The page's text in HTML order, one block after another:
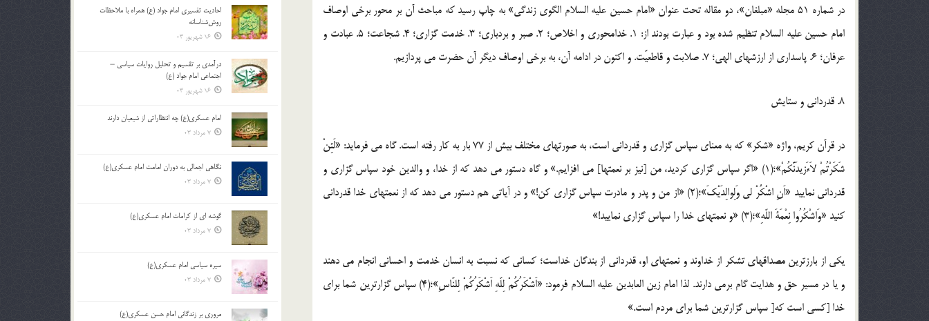
در شماره 51 مجله «مبلغان»، دو مقاله تحت عنوان «امام حسین علیه السلام الگوی زندگی» به چاپ رسید که مباحث آن بر محور برخی اوصاف
امام حسین علیه السلام تنظیم شده بود و عبارت بودند از: 1. خدامحوری و اخلاص؛ 2. صبر و بردباری؛ 3. خدمت گزاری؛ 4. شجاعت؛ 5. عبادت و
عرفان؛ 6. پاسداری از ارزشهای الهی؛ 7. صلابت و قاطعیّت. و اکنون در ادامه آن، به برخی اوصاف دیگر آن حضرت می پردازیم.
8. قدردانی و ستایش
در قرآن کریم، واژه «شکر» که به معنای سپاس گزاری و قدردانی است، به صورتهای مختلف بیش از 77 بار به کار رفته است. گاه می فرماید: «لَئِنْ
شَکَرْتُمْ لاَءَزیدَنَّکُمْ»؛(1) «اگر سپاس گزاری کردید، من [نیز بر نعمتها] می افزایم.» و گاه دستور می دهد که از خدا، و والدین خود سپاس گزاری و
قدردانی نمایید «اَنِ اشْکُرْ لی وَلِوالِدَیْکَ»؛(2) «از من و پدر و مادرت سپاس گزاری کن!» و در آیاتی هم دستور می دهد که از نعمتهای خدا قدردانی
کنید «وَاشْکُرُوا نِعْمَةَ اللّهِ»؛(3) «و نعمتهای خدا را سپاس گزاری نمایید!»
یکی از بارزترین مصداقهای تشکر از خداوند و نعمتهای او، قدردانی از بندگان خداست؛ کسانی که نسبت به انسان خدمت و احسانی انجام می دهند
و یا در مسیر حق و هدایت گام برمی دارند. لذا امام زین العابدین علیه السلام فرمود: «اَشْکَرُکُمْ لِلّهِ اَشْکَرُکُمْ لِلنّاسِ»؛(4) سپاس گزارترین شما برای
خدا [کسی است که[ سپاس گزارترین شما برای مردم است.»
احادیث تفسیری امام جواد (ع) همراه با ملاحظات
روش‌شناسانه
16 شهریور 03
درآمدی بر تقسیم و تحلیل روایات سیاسی –
اجتماعی امام جواد (ع)
16 شهریور 03
امام عسکری(ع) چه انتظاراتی از شیعیان دارند
7 مرداد 03
نگاهی اجمالی به دوران امامت امام عسکری(ع)
7 مرداد 03
گوشه ای از کرامات امام عسکری(ع)
7 مرداد 03
سیره سیاسی امام عسکری(ع)
7 مرداد 03
مروری بر زندگانی امام حسن عسکری(ع)